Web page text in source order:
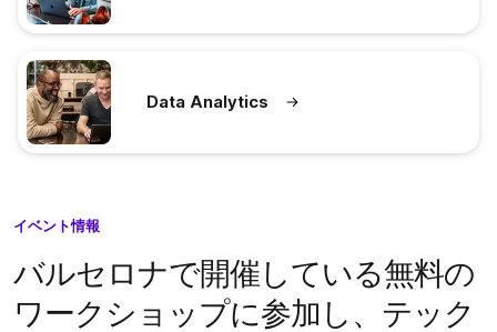
Data Analytics
イベント情報
バルセロナで開催している無料の
ワークショップに参加し、テック